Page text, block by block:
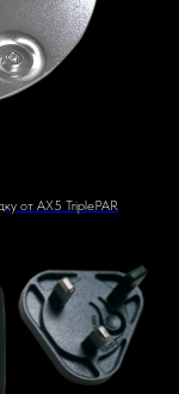
от AX5 TriplePAR